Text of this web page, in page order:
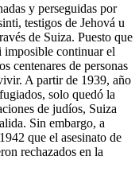
y perseguidas por
testigos de Jehová u
de Suiza. Puesto que
imposible continuar el
centenares de personas
A partir de 1939, año
solo quedó la
de judíos, Suiza
Sin embargo, a
que el asesinato de
rechazados en la